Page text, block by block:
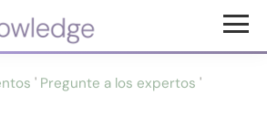
' Pregunte a los expertos '